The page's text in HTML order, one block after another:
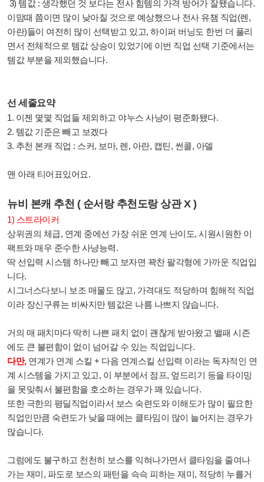
3) 템값 : 생각했던 것 보다는 전사 힘템의 가격 방어가 잘됐습니다.
이맘때 쯤이면 많이 낮아질 것으로 예상했으나 전사 유챔 직업(렌,
아란)들이 여전히 많이 선택받고 있고, 하이퍼 버닝도 한번 더 풀리
면서 전체적으로 템값 상승이 있었기에 이번 직업 선택 기준에서는
템값 부분을 제외했습니다.
선 세줄요약
1. 이젠 몇몇 직업들 제외하고 야누스 사냥이 평준화됐다.
2. 템값 기준은 빼고 보겠다
3. 추천 본캐 직업 : 스커, 보마, 렌, 아란, 캡틴, 썬콜, 아델
맨 아래 티어표있어요.
뉴비 본캐 추천 ( 순서랑 추천도랑 상관 X )
1) 스트라이커
상위권의 체급, 연계 중에선 가장 쉬운 연계 난이도, 시원시원한 이
팩트와 매우 준수한 사냥능력.
딱 선입력 시스템 하나만 빼고 보자면 꽉찬 팔각형에 가까운 직업입
니다.
시그너스다보니 보조 매물도 많고, 가격대도 적당하며 힘해적 직업
이라 장신구류는 비싸지만 템값은 나름 나쁘지 않습니다.
거의 매 패치마다 딱히 나쁜 패치 없이 괜찮게 받아왔고 밸패 시즌
에도 큰 불편함이 없이 넘어갈 수 있는 직업입니다.
다만,연계가 연계 스킬 + 다음 연계스킬 선입력 이라는 독자적인 연
계 시스템을 가지고 있고, 이 부분에서 점프, 엎드리기 등을 타이밍
을 못맞춰서 불편함을 호소하는 경우가 꽤 있습니다.
또한 극한의 평딜직업이라서 보스 숙련도와 이해도가 많이 필요한
직업인만큼 숙련도가 낮을 때에는 클타임이 많이 늘어지는 경우가
많습니다.
그럼에도 불구하고 천천히 보스를 익혀나가면서 클타임을 줄여나
가는 재미, 파도로 보스의 패턴을 슥슥 피하는 재미, 적당히 누를거